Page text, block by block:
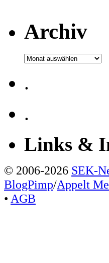
Archiv
Archiv
.
.
Links &
© 2006-2026 SEK-
BlogPimp/Appelt
• AGB